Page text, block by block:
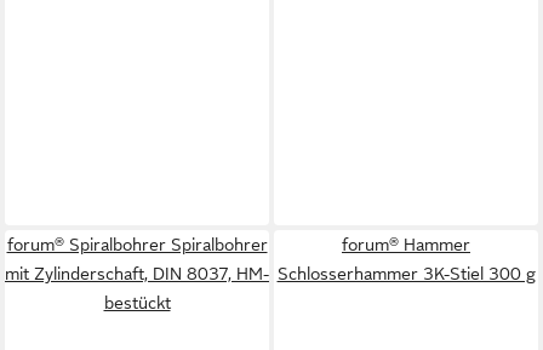
forum® Spiralbohrer Spiralbohrer
mit Zylinderschaft, DIN 8037, HM-
bestückt
forum® Hammer
Schlosserhammer 3K-Stiel 300 g